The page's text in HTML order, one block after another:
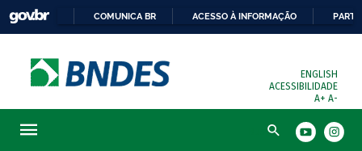
COMUNICA BR ACESSO À INFORMAÇÃO
ENGLISH
ACESSIBILIDADE
A+ A-
Busca